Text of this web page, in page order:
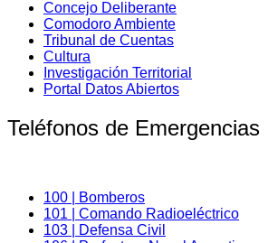
Concejo Deliberante
Comodoro Ambiente
Tribunal de Cuentas
Cultura
Investigación Territorial
Portal Datos Abiertos
Teléfonos de Emergencias
100 | Bomberos
101 | Comando Radioeléctrico
103 | Defensa Civil